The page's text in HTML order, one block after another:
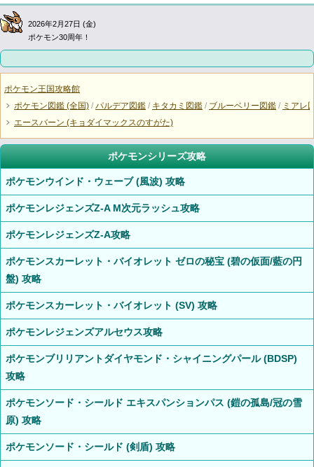
2026年2月27日 (金)
ポケモン30周年！
ポケモン王国攻略館
ポケモン図鑑 (全国) / パルデア図鑑 / キタカミ図鑑 / ブルーベリー図鑑 / ミアレ
エースバーン (キョダイマックスのすがた)
ポケモンシリーズ攻略
ポケモンウインド・ウェーブ (風波) 攻略
ポケモンレジェンズZ-A M次元ラッシュ攻略
ポケモンレジェンズZ-A攻略
ポケモンスカーレット・バイオレット ゼロの秘宝 (碧の仮面/藍の円
盤) 攻略
ポケモンスカーレット・バイオレット (SV) 攻略
ポケモンレジェンズアルセウス攻略
ポケモンブリリアントダイヤモンド・シャイニングパール (BDSP)
攻略
ポケモンソード・シールド エキスパンションパス (鎧の孤島/冠の雪
原) 攻略
ポケモンソード・シールド (剣盾) 攻略